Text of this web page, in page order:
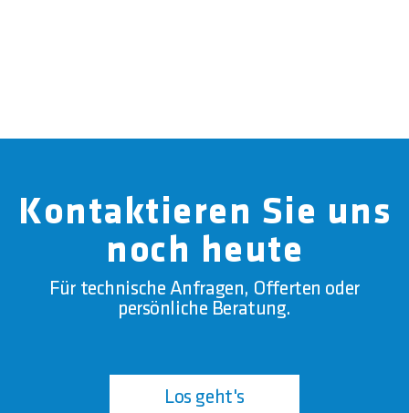
Kontaktieren Sie uns
noch heute
Für technische Anfragen, Offerten oder
persönliche Beratung.
Los geht's